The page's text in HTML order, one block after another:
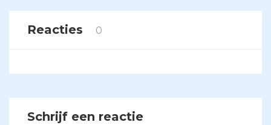
Reacties 0
Schrijf een reactie